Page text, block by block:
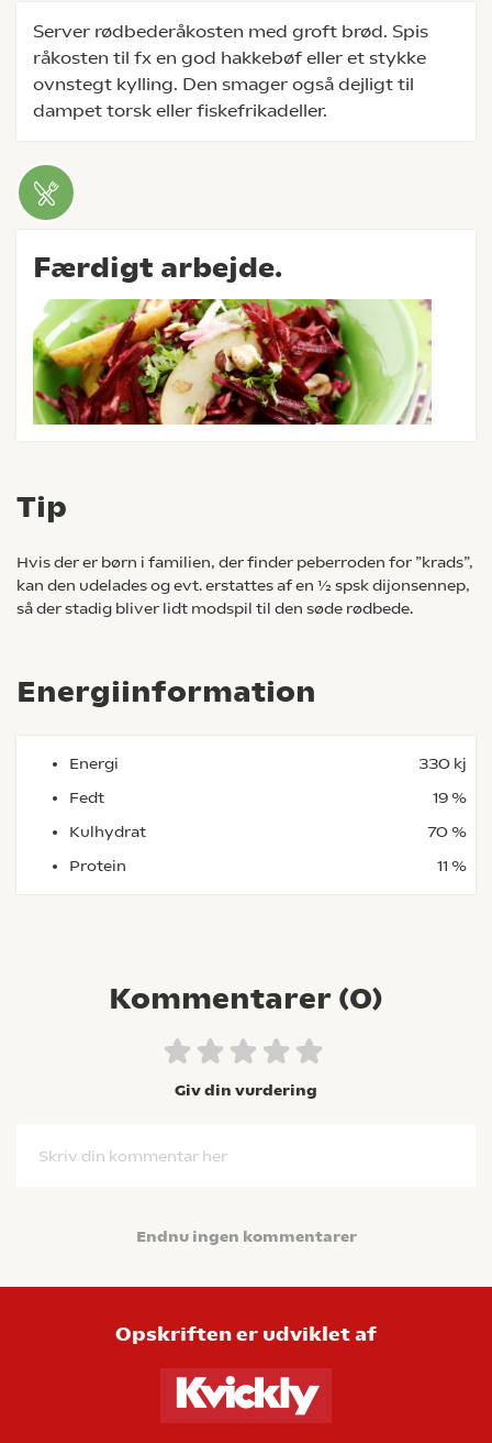
Server rødbederåkosten med groft brød. Spis
råkosten til fx en god hakkebøf eller et stykke
ovnstegt kylling. Den smager også dejligt til
dampet torsk eller fiskefrikadeller.
Færdigt arbejde.
Tip
Hvis der er børn i familien, der finder peberroden for ”krads”,
kan den udelades og evt. erstattes af en ½ spsk dijonsennep,
så der stadig bliver lidt modspil til den søde rødbede.
Energiinformation
Energi
330 kj
Fedt
19 %
Kulhydrat
70 %
Protein
11 %
Kommentarer (0)
Giv din vurdering
Skriv din kommentar her
Endnu ingen kommentarer
Opskriften er udviklet af